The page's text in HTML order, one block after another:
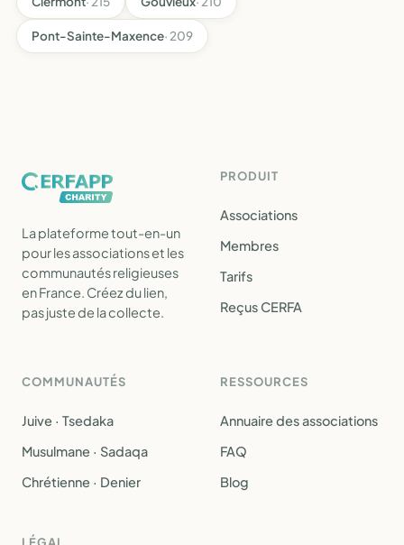
Pont-Sainte-Maxence· 209
La plateforme tout-en-un
pour les associations et les
communautés religieuses
en France. Créez du lien,
pas juste de la collecte.
PRODUIT
Associations
Membres
Tarifs
Reçus CERFA
COMMUNAUTÉS
Juive · Tsedaka
Musulmane · Sadaqa
Chrétienne · Denier
RESSOURCES
Annuaire des associations
FAQ
Blog